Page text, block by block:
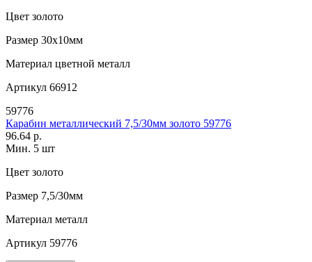
Цвет золото
Размер 30х10мм
Материал цветной металл
Артикул 66912
59776
Карабин металлический 7,5/30мм золото 59776
96.64 р.
Мин. 5 шт
Цвет золото
Размер 7,5/30мм
Материал металл
Артикул 59776